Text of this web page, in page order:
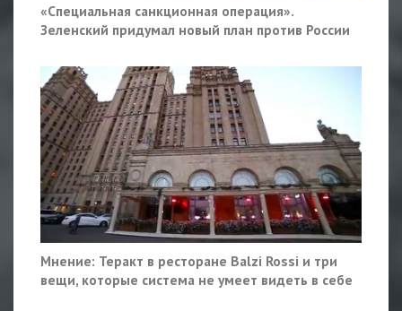
«Специальная санкционная операция».
Зеленский придумал новый план против России
Мнение: Теракт в ресторане Balzi Rossi и три
вещи, которые система не умеет видеть в себе